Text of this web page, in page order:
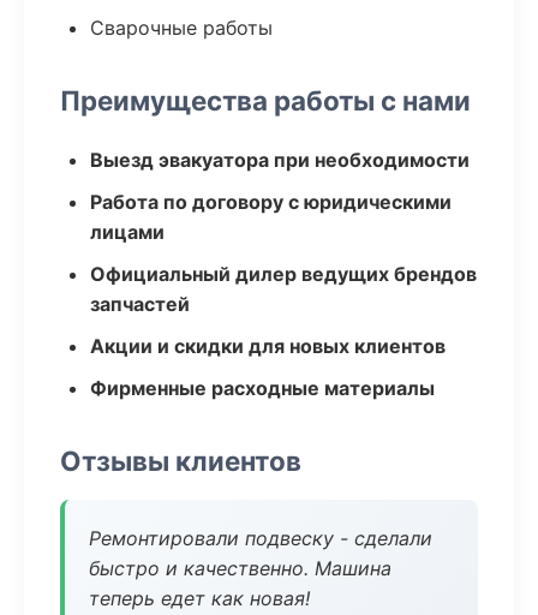
Сварочные работы
Преимущества работы с нами
Выезд эвакуатора при необходимости
Работа по договору с юридическими
лицами
Официальный дилер ведущих брендов
запчастей
Акции и скидки для новых клиентов
Фирменные расходные материалы
Отзывы клиентов
Ремонтировали подвеску - сделали
быстро и качественно. Машина
теперь едет как новая!